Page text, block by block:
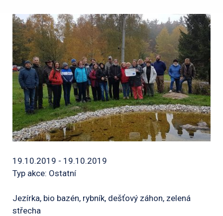
19.10.2019 - 19.10.2019
Typ akce: Ostatní
Jezírka, bio bazén, rybník, dešťový záhon, zelená
střecha